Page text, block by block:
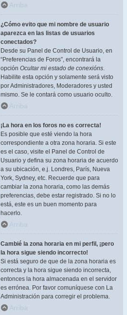
Arriba
¿Cómo evito que mi nombre de usuario
aparezca en las listas de usuarios
conectados?
Desde su Panel de Control de Usuario, en
“Preferencias de Foros”, encontrará la
opción Ocultar mi estado de conexións.
Habilite esta opción y solamente será visto
por Administradores, Moderadores y usted
mismo. Se le contará como usuario oculto.
Arriba
¡La hora en los foros no es correcta!
Es posible que esté viendo la hora
correspondiente a otra zona horaria. Si este
es el caso, visite el Panel de Control de
Usuario y defina su zona horaria de acuerdo
a su ubicación, e.j. Londres, París, Nueva
York, Sydney, etc. Recuerde que para
cambiar la zona horaria, como las demás
preferencias, debe estar registrado. Si no lo
está, este es un buen momento para
hacerlo.
Arriba
Cambié la zona horaria en mi perfil, ¡pero
la hora sigue siendo incorrecto!
Si está seguro de que de la zona horaria es
correcta y la hora sigue siendo incorrecta,
entonces la hora almacenada en el servidor
es errónea. Por favor comuníquese con La
Administración para corregir el problema.
Arriba